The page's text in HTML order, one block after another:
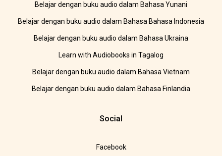
Belajar dengan buku audio dalam Bahasa Yunani
Belajar dengan buku audio dalam Bahasa Bahasa Indonesia
Belajar dengan buku audio dalam Bahasa Ukraina
Learn with Audiobooks in Tagalog
Belajar dengan buku audio dalam Bahasa Vietnam
Belajar dengan buku audio dalam Bahasa Finlandia
Social
Facebook